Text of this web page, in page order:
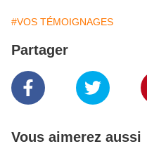
#VOS TÉMOIGNAGES
Partager
Vous aimerez aussi